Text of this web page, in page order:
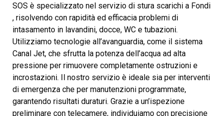
SOS è specializzato nel servizio di stura scarichi a Fondi
, risolvendo con rapidità ed efficacia problemi di
intasamento in lavandini, docce, WC e tubazioni.
Utilizziamo tecnologie all’avanguardia, come il sistema
Canal Jet, che sfrutta la potenza dell’acqua ad alta
pressione per rimuovere completamente ostruzioni e
incrostazioni. Il nostro servizio è ideale sia per interventi
di emergenza che per manutenzioni programmate,
garantendo risultati duraturi. Grazie a un’ispezione
preliminare con telecamere, individuiamo con precisione